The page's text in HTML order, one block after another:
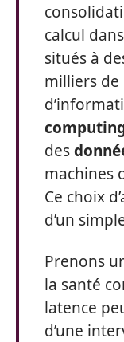
calcul
situés à
milliers de
des
machines
Ce choix
d’un
Prenons
la santé
latence
d’une